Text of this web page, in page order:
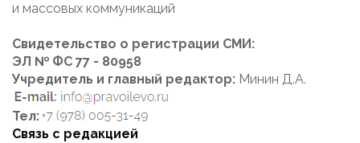
и массовых коммуникаций
Свидетельство о регистрации СМИ:
ЭЛ № ФС 77 - 80958
Учредитель и главный редактор: Минин Д.А.
Тел:
Связь с редакцией